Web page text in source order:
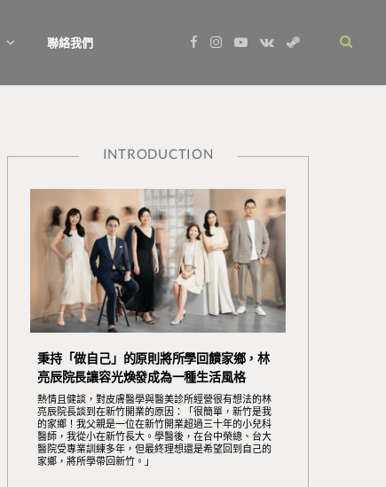
聯絡我們
I
Y
V
S
INTRODUCTION
秉持「做自己」的原則將所學回饋家鄉，林
亮辰院長讓容光煥發成為一種生活風格
熱情且健談，對皮膚醫學與醫美診所經營很有想法的林
亮辰院長談到在新竹開業的原因：「很簡單，新竹是我
的家鄉！我父親是一位在新竹開業超過三十年的小兒科
醫師，我從小在新竹長大。學醫後，在台中榮總、台大
醫院受專業訓練多年，但最終理想還是希望回到自己的
家鄉，將所學帶回新竹。」